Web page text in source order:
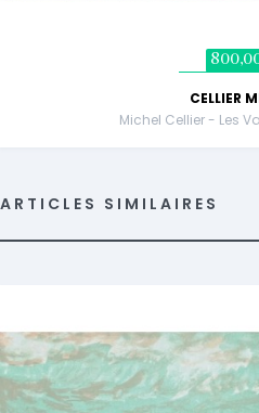
CELLIER
Michel Cellier - Les
ARTICLES SIMILAIRES